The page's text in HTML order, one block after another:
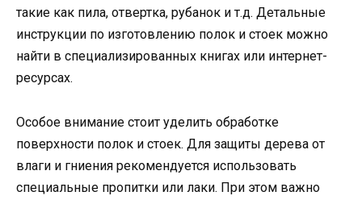
такие как пила, отвертка, рубанок и т.д. Детальные
инструкции по изготовлению полок и стоек можно
найти в специализированных книгах или интернет-
ресурсах.
Особое внимание стоит уделить обработке
поверхности полок и стоек. Для защиты дерева от
влаги и гниения рекомендуется использовать
специальные пропитки или лаки. При этом важно